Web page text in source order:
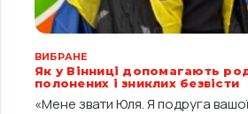
ВИБРАНЕ
Як у Вінниці допомагають
полонених і зниклих безвісти
«Мене звати Юля. Я подруга